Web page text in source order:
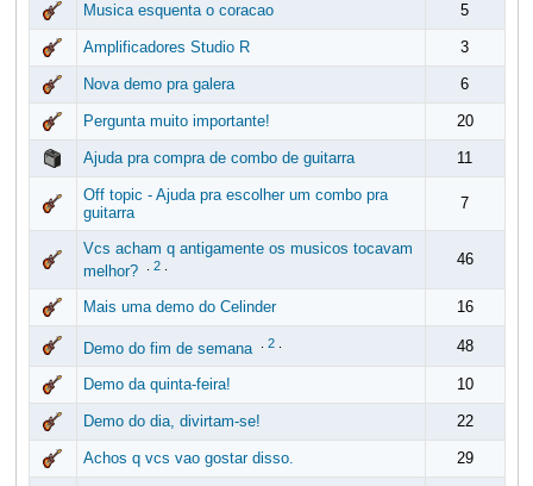
Musica esquenta o coracao 5
Amplificadores Studio R 3
Nova demo pra galera 6
Pergunta muito importante! 20
Ajuda pra compra de combo de guitarra 11
Off topic - Ajuda pra escolher um combo pra
guitarra
7
Vcs acham q antigamente os musicos tocavam
melhor?
2. 46
Mais uma demo do Celinder 16
Demo do fim de semana 2. 48
Demo da quinta-feira! 10
Demo do dia, divirtam-se! 22
Achos q vcs vao gostar disso. 29